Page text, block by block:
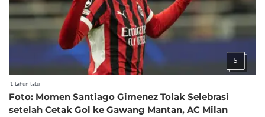
5
1 tahun lalu
Foto: Momen Santiago Gimenez Tolak Selebrasi
setelah Cetak Gol ke Gawang Mantan, AC Milan